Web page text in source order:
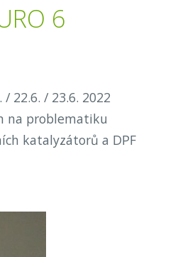
6
22.6. / 23.6. 2022
na problematiku
katalyzátorů a DPF